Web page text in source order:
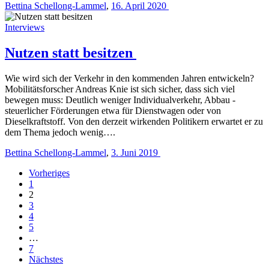
Bettina Schellong-Lammel, 16. April 2020
Interviews
Nutzen statt besitzen
Wie wird sich der Verkehr in den kommenden Jahren entwickeln?
Mobilitätsforscher Andreas Knie ist sich sicher, dass sich viel
bewegen muss: Deutlich weniger Individualverkehr, Abbau ­
steuerlicher ­Förderungen etwa für Dienstwagen oder von
Dieselkraftstoff. Von den derzeit wirkenden Politikern ­erwartet er zu
dem Thema jedoch wenig….
Bettina Schellong-Lammel, 3. Juni 2019
Vorheriges
1
2
3
4
5
…
7
Nächstes